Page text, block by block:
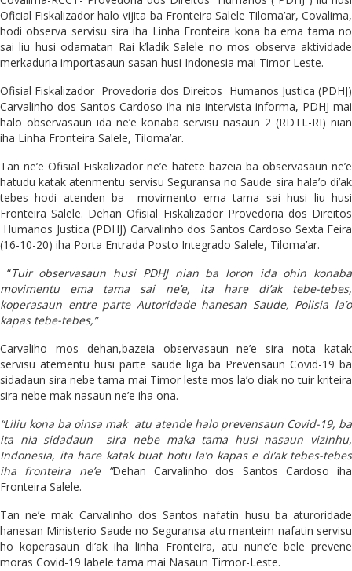
Oficial Fiskalizador halo vijita ba Fronteira Salele Tiloma’ar, Covalima,
hodi observa servisu sira iha Linha Fronteira kona ba ema tama no
sai liu husi odamatan Rai k’ladik Salele no mos observa aktividade
merkaduria importasaun sasan husi Indonesia mai Timor Leste.
Ofisial Fiskalizador Provedoria dos Direitos Humanos Justica (PDHJ)
Carvalinho dos Santos Cardoso iha nia intervista informa, PDHJ mai
halo observasaun ida ne’e konaba servisu nasaun 2 (RDTL-RI) nian
iha Linha Fronteira Salele, Tiloma’ar.
Tan ne’e Ofisial Fiskalizador ne’e hatete bazeia ba observasaun ne’e
hatudu katak atenmentu servisu Seguransa no Saude sira hala’o di’ak
tebes hodi atenden ba movimento ema tama sai husi liu husi
Fronteira Salele. Dehan Ofisial Fiskalizador Provedoria dos Direitos
Humanos Justica (PDHJ) Carvalinho dos Santos Cardoso Sexta Feira
(16-10-20) iha Porta Entrada Posto Integrado Salele, Tiloma’ar.
“Tuir observasaun husi PDHJ nian ba loron ida ohin konaba
movimentu ema tama sai ne’e, ita hare di’ak tebe-tebes,
koperasaun entre parte Autoridade hanesan Saude, Polisia la’o
kapas tebe-tebes,”
Carvaliho mos dehan,bazeia observasaun ne’e sira nota katak
servisu atementu husi parte saude liga ba Prevensaun Covid-19 ba
sidadaun sira nebe tama mai Timor leste mos la’o diak no tuir kriteira
sira nebe mak nasaun ne’e iha ona.
“Liliu kona ba oinsa mak atu atende halo prevensaun Covid-19, ba
ita nia sidadaun sira nebe maka tama husi nasaun vizinhu,
Indonesia, ita hare katak buat hotu la’o kapas e di’ak tebes-tebes
iha fronteira ne’e ”Dehan Carvalinho dos Santos Cardoso iha
Fronteira Salele.
Tan ne’e mak Carvalinho dos Santos nafatin husu ba aturoridade
hanesan Ministerio Saude no Seguransa atu manteim nafatin servisu
ho koperasaun di’ak iha linha Fronteira, atu nune’e bele prevene
moras Covid-19 labele tama mai Nasaun Tirmor-Leste.